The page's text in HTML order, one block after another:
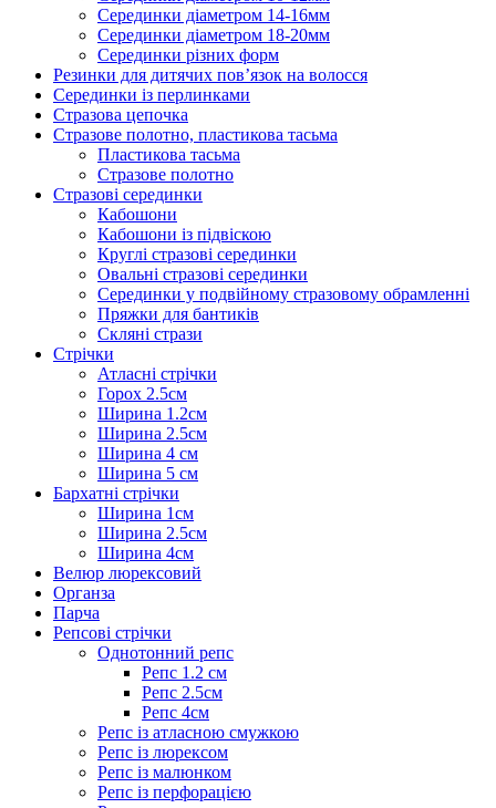
Серединки діаметром 14-16мм
Серединки діаметром 18-20мм
Серединки різних форм
Резинки для дитячих пов’язок на волосся
Серединки із перлинками
Стразова цепочка
Стразове полотно, пластикова тасьма
Пластикова тасьма
Стразове полотно
Стразові серединки
Кабошони
Кабошони із підвіскою
Круглі стразові серединки
Овальні стразові серединки
Серединки у подвійному стразовому обрамленні
Пряжки для бантиків
Скляні стрази
Стрічки
Атласні стрічки
Горох 2.5см
Ширина 1.2см
Ширина 2.5см
Ширина 4 см
Ширина 5 см
Бархатні стрічки
Ширина 1см
Ширина 2.5см
Ширина 4см
Велюр люрексовий
Органза
Парча
Репсові стрічки
Однотонний репс
Репс 1.2 см
Репс 2.5см
Репс 4см
Репс із атласною смужкою
Репс із люрексом
Репс із малюнком
Репс із перфорацією